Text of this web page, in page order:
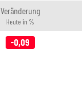
Veränderung
Heute in %
-0,09